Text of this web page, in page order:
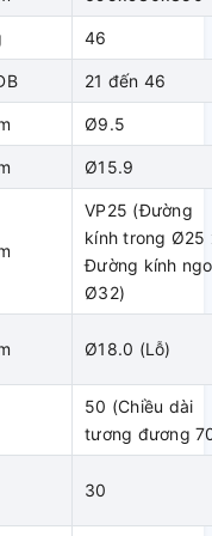
tích hợp công
chỉ giúp tiết kiệm
thông thường mà
độ ổn định mang
giờ hết.
đặt cho
lắp đặt với phụ kiện
46
21 đến 46
Ø9.5
Ø15.9
VP25 (Đường
kính trong Ø25
Đường kính
Ø32)
Ø18.0 (Lỗ)
50 (Chiều dài
tương đương
30